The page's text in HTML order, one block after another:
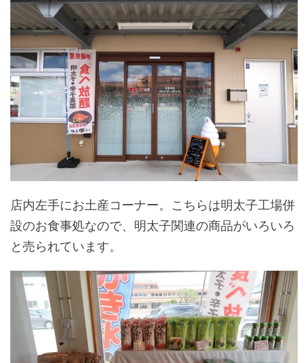
店内左手にお土産コーナー。こちらは明太子工場併
設のお食事処なので、明太子関連の商品がいろいろ
と売られています。